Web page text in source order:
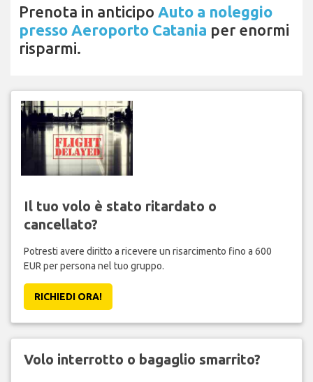
Prenota in anticipo Auto a noleggio
presso Aeroporto Catania per enormi
risparmi.
Il tuo volo è stato ritardato o
cancellato?
Potresti avere diritto a ricevere un risarcimento fino a 600
EUR per persona nel tuo gruppo.
RICHIEDI ORA!
Volo interrotto o bagaglio smarrito?